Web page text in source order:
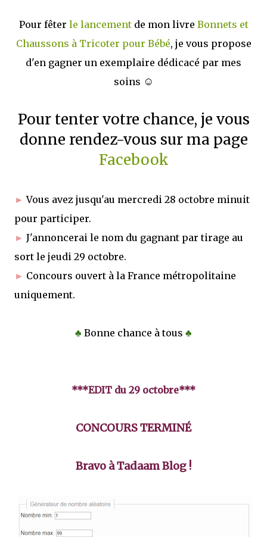
Pour fêter le lancementde mon livre Bonnets et
Chaussons à Tricoter pour Bébé, je vous propose
d'en gagner un exemplaire dédicacé par mes
soins ☺
Pour tenter votre chance, je vous
donne rendez-vous sur ma page
Facebook
►Vous avez jusqu'au mercredi 28 octobre minuit
pour participer.
► J'annoncerai le nom du gagnant par tirage au
sort le jeudi 29 octobre.
► Concours ouvert à la France métropolitaine
uniquement.
♣ Bonne chance à tous ♣
***EDIT du 29 octobre***
CONCOURS TERMINÉ
Bravo à Tadaam Blog !